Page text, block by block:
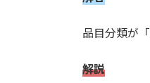
品目分類が
解説